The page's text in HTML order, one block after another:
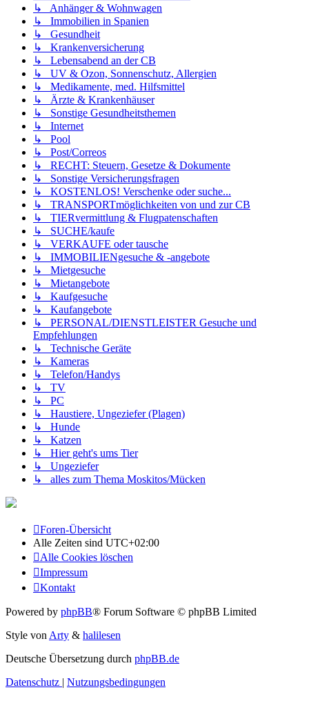
↳ Anhänger & Wohnwagen
↳ Immobilien in Spanien
↳ Gesundheit
↳ Krankenversicherung
↳ Lebensabend an der CB
↳ UV & Ozon, Sonnenschutz, Allergien
↳ Medikamente, med. Hilfsmittel
↳ Ärzte & Krankenhäuser
↳ Sonstige Gesundheitsthemen
↳ Internet
↳ Pool
↳ Post/Correos
↳ RECHT: Steuern, Gesetze & Dokumente
↳ Sonstige Versicherungsfragen
↳ KOSTENLOS! Verschenke oder suche...
↳ TRANSPORTmöglichkeiten von und zur CB
↳ TIERvermittlung & Flugpatenschaften
↳ SUCHE/kaufe
↳ VERKAUFE oder tausche
↳ IMMOBILIENgesuche & -angebote
↳ Mietgesuche
↳ Mietangebote
↳ Kaufgesuche
↳ Kaufangebote
↳ PERSONAL/DIENSTLEISTER Gesuche und
Empfehlungen
↳ Technische Geräte
↳ Kameras
↳ Telefon/Handys
↳ TV
↳ PC
↳ Haustiere, Ungeziefer (Plagen)
↳ Hunde
↳ Katzen
↳ Hier geht's ums Tier
↳ Ungeziefer
↳ alles zum Thema Moskitos/Mücken
Foren-Übersicht
Alle Zeiten sind UTC+02:00
Alle Cookies löschen
Impressum
Kontakt
Powered by phpBB® Forum Software © phpBB Limited
Style von Arty & halilesen
Deutsche Übersetzung durch phpBB.de
Datenschutz | Nutzungsbedingungen